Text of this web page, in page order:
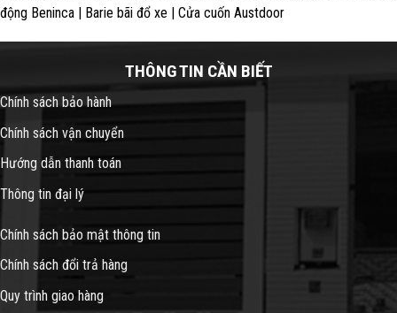
động Beninca | Barie bãi đổ xe | Cửa cuốn Austdoor
THÔNG TIN CẦN BIẾT
Chính sách bảo hành
Chính sách vận chuyển
Hướng dẫn thanh toán
Thông tin đại lý
Chính sách bảo mật thông tin
Chính sách đổi trả hàng
Quy trình giao hàng